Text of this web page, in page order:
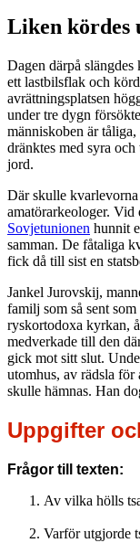
Liken kördes
Dagen därpå
ett lastbilsflak och
avrättningsplatsen
under tre dygn
människoben är
dränktes med syra
jord.
Där skulle
amatörarkeologer. Vid
Sovjetunionen hunnit
samman. De fåtaliga
fick då till sist en
Jankel Jurovskij,
familj som så sent
ryskortodoxa kyrkan,
medverkade till den
gick mot sitt slut.
utomhus, av rädsla för
skulle hämnas. Han
Uppgifter
Frågor till texten:
Av vilka hölls
Varför utgjorde